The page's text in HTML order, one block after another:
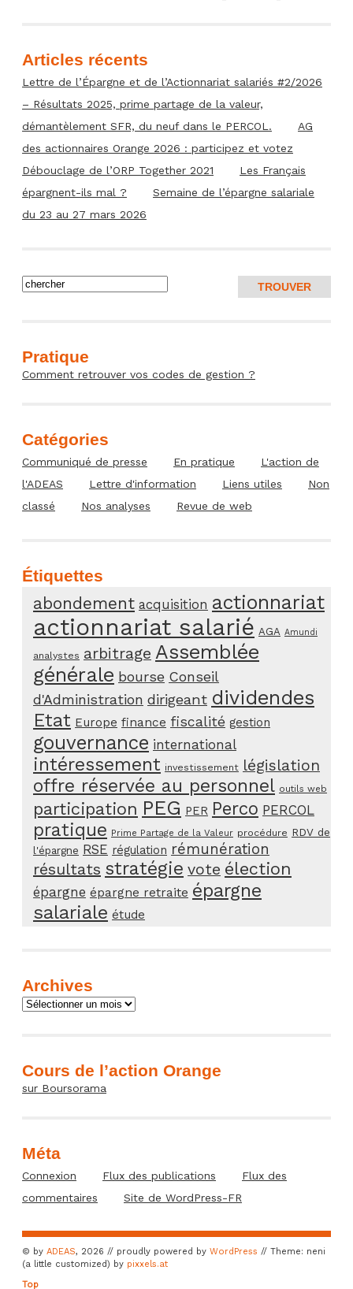
Articles récents
Lettre de l’Épargne et de l’Actionnariat salariés #2/2026
– Résultats 2025, prime partage de la valeur,
démantèlement SFR, du neuf dans le PERCOL.
AG
des actionnaires Orange 2026 : participez et votez
Débouclage de l’ORP Together 2021
Les Français
épargnent-ils mal ?
Semaine de l’épargne salariale
du 23 au 27 mars 2026
Pratique
Comment retrouver vos codes de gestion ?
Catégories
Communiqué de presse En pratique
L'action de
l'ADEAS
Lettre d'information Liens utiles
Non
classé
Nos analyses Revue de web
Étiquettes
abondement acquisition actionnariat
actionnariat salarié AGA Amundi
analystes arbitrage Assemblée
générale bourse Conseil
d'Administration dirigeant dividendes
Etat Europe finance fiscalité gestion
gouvernance international
intéressement investissement législation
offre réservée au personnel outils web
participation PEG PER Perco PERCOL
pratique Prime Partage de la Valeur procédure RDV de
l'épargne RSE régulation rémunération
résultats stratégie vote élection
épargne épargne retraite épargne
salariale étude
Archives
Archives
Cours de l’action Orange
sur Boursorama
Méta
Connexion Flux des publications
Flux des
commentaires
Site de WordPress-FR
© by ADEAS, 2026 // proudly powered by WordPress // Theme: neni
(a little customized) by pixxels.at
Top